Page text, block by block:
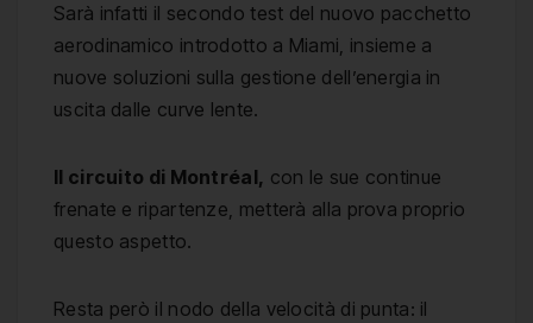
Sarà infatti il secondo test del nuovo pacchetto
aerodinamico introdotto a Miami, insieme a
nuove soluzioni sulla gestione dell’energia in
uscita dalle curve lente.
Il circuito di Montréal, con le sue continue
frenate e ripartenze, metterà alla prova proprio
questo aspetto.
Resta però il nodo della velocità di punta: il